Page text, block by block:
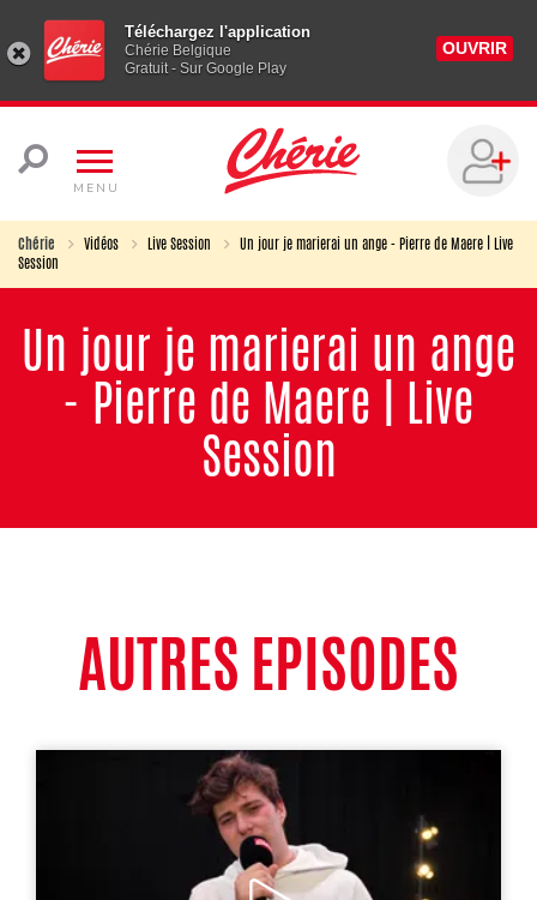
Téléchargez l'application
Chérie Belgique
Gratuit - Sur Google Play
OUVRIR
MENU
Chérie Vidéos Live Session
Un jour je marierai un ange - Pierre de Maere | Live
Session
Un jour je marierai un ange
- Pierre de Maere | Live
Session
AUTRES EPISODES